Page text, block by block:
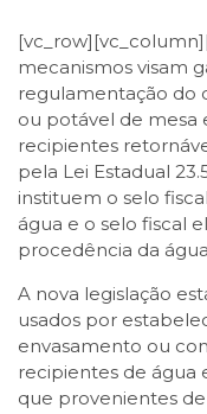
mecanismos visam
regulamentação do
ou potável de mesa
recipientes
pela Lei Estadual
instituem o selo
água e o selo fiscal
procedência da
A nova legislação
usados por
envasamento ou
recipientes de água
que provenientes